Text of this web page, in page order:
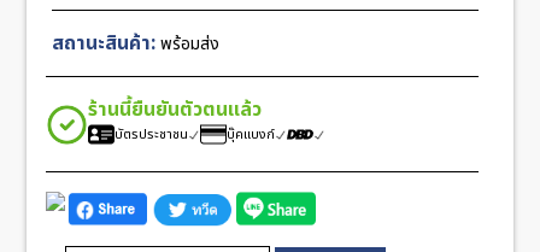
สถานะสินค้า:พร้อมส่ง
ร้านนี้ยืนยันตัวตนแล้ว
บัตรประชาชน บุ๊คแบงก์